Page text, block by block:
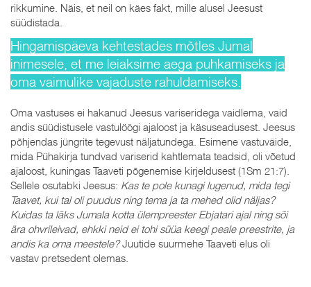
rikkumine. Näis, et neil on käes fakt, mille alusel Jeesust
süüdistada.
Hingamispäeva kehtestades mõtles Jumal
inimesele, et me leiaksime aega puhkamiseks ja
oma vaimulike vajaduste rahuldamiseks.
Oma vastuses ei hakanud Jeesus variseridega vaidlema, vaid
andis süüdistusele vastulöögi ajaloost ja käsuseadusest. Jeesus
põhjendas jüngrite tegevust näljatundega. Esimene vastuväide,
mida Pühakirja tundvad variserid kahtlemata teadsid, oli võetud
ajaloost, kuningas Taaveti põgenemise kirjeldusest (1Sm 21:7).
Sellele osutabki Jeesus: Kas te pole kunagi lugenud, mida tegi
Taavet, kui tal oli puudus ning tema ja ta mehed olid näljas?
Kuidas ta läks Jumala kotta ülempreester Ebjatari ajal ning sõi
ära ohvrileivad, ehkki neid ei tohi süüa keegi peale preestrite, ja
andis ka oma meestele?Juutide suurmehe Taaveti elus oli
vastav pretsedent olemas.